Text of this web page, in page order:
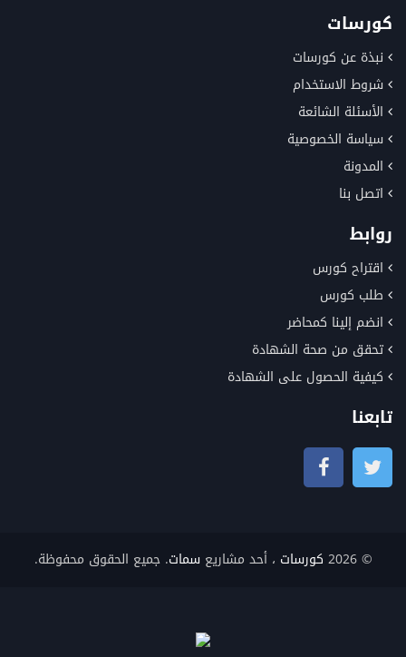
كورسات
نبذة عن كورسات
شروط الاستخدام
الأسئلة الشائعة
سياسة الخصوصية
المدونة
اتصل بنا
روابط
اقتراح كورس
طلب كورس
انضم إلينا كمحاضر
تحقق من صحة الشهادة
كيفية الحصول على الشهادة
تابعنا
© 2026 كورسات ، أحد مشاريعسمات. جميع الحقوق محفوظة.